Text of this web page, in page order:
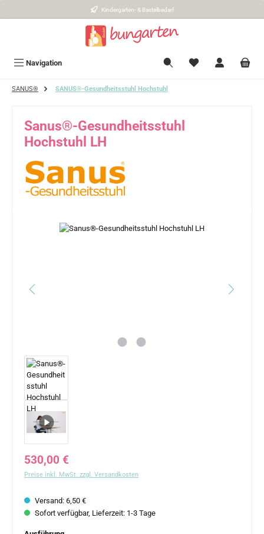
Kindergarten- & Bastelbedarf
Navigation
SANUS® SANUS®-Gesundheitsstuhl Hochstuhl
Sanus®-Gesundheitsstuhl
Hochstuhl LH
Bildergalerie überspringen
Regulärer Preis:
530,00 €
Preise inkl. MwSt. zzgl. Versandkosten
Versand: 6,50 €
Sofort verfügbar, Lieferzeit: 1-3 Tage